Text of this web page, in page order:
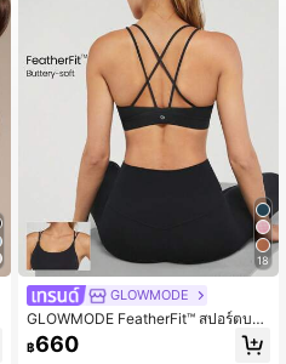
18
GLOWMODE
GLOWMODE FeatherFit™ สปอร์ตบรา
สายสะพายหลัง
฿660